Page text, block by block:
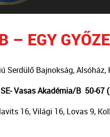
– EGY
Serdülő Bajnokság,
Vasas Akadémia/B 50-67
16, Világi 16, Lovas 9,